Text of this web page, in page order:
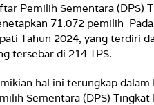
Pemilih Sementara (DPS)
71.072 pemilih
Tahun 2024, yang terdiri
tersebar di 214 TPS.
hal ini terungkap
Sementara (DPS)